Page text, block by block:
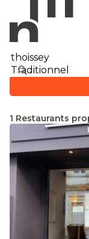
1 Restaurants